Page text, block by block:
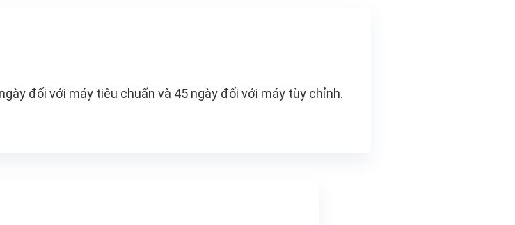
đối với máy tiêu chuẩn và 45 ngày đối với máy tùy chỉnh.